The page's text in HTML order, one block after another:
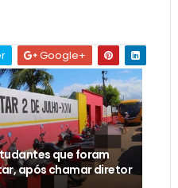
Google+
que foram
após chamar diretor